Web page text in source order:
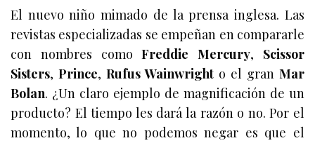
El nuevo niño mimado de la prensa inglesa. Las
revistas especializadas se empeñan en compararle
con nombres comoFreddie Mercury, Scissor
Sisters, Prince, Rufus Wainwright o el gran Mar
Bolan. ¿Un claro ejemplo de magnificación de un
producto? El tiempo les dará la razón o no. Por el
momento, lo que no podemos negar es que el